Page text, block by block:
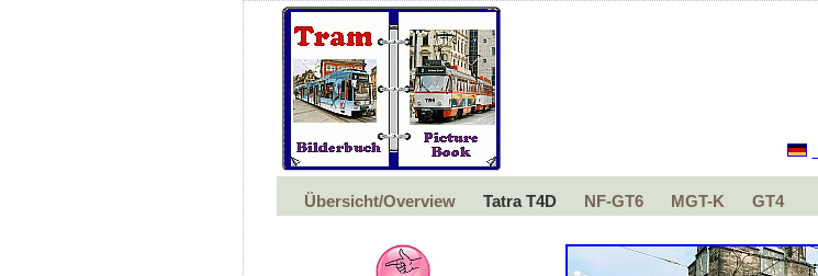
Übersicht/Overview Tatra T4D NF-GT6 MGT-K GT4